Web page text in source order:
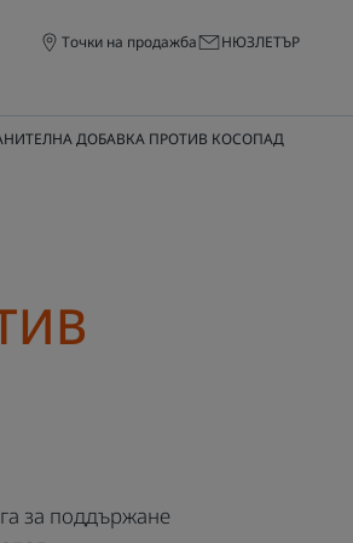
Точки на продажба НЮЗЛЕТЪР
ДОБАВКА ПРОТИВ КОСОПАД
за поддържане